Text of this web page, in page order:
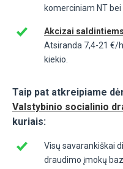
komerciniam NT
Akcizai
Atsiranda 7,4-21 €/
kiekio.
Taip pat atkreipiame
Valstybinio socialinio
kuriais:
Visų savarankiškai
draudimo įmokų